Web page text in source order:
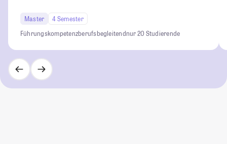
Master
4 Semester
Führungskompetenzberufsbegleitendnur 20 Studierende